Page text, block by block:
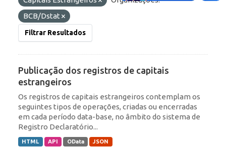
BCB/Dstat
Filtrar Resultados
Publicação dos registros de capitais
estrangeiros
Os registros de capitais estrangeiros contemplam os
seguintes tipos de operações, criadas ou encerradas
em cada período data-base, no âmbito do sistema de
Registro Declaratório...
HTML API OData JSON